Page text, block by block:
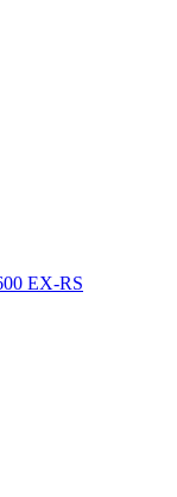
EX-RS